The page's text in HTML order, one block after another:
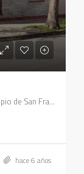
700, Ramón y Cajal, Roca, San Francisco, Municipio de San Francisco, Pedanía Juárez Celman, Departamento San Justo, Córdoba, X2400, Argentina
hace 6 años